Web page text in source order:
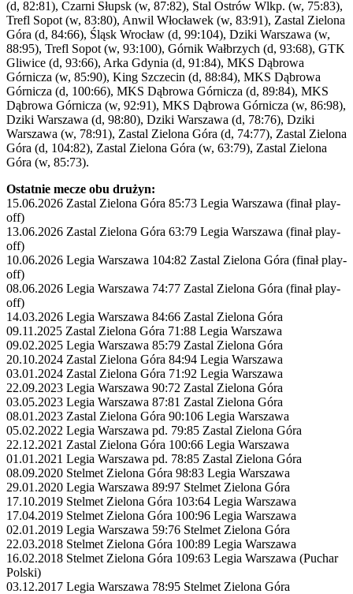
(d, 82:81), Czarni Słupsk (w, 87:82), Stal Ostrów Wlkp. (w, 75:83),
Trefl Sopot (w, 83:80), Anwil Włocławek (w, 83:91), Zastal Zielona
Góra (d, 84:66), Śląsk Wrocław (d, 99:104), Dziki Warszawa (w,
88:95), Trefl Sopot (w, 93:100), Górnik Wałbrzych (d, 93:68), GTK
Gliwice (d, 93:66), Arka Gdynia (d, 91:84), MKS Dąbrowa
Górnicza (w, 85:90), King Szczecin (d, 88:84), MKS Dąbrowa
Górnicza (d, 100:66), MKS Dąbrowa Górnicza (d, 89:84), MKS
Dąbrowa Górnicza (w, 92:91), MKS Dąbrowa Górnicza (w, 86:98),
Dziki Warszawa (d, 98:80), Dziki Warszawa (d, 78:76), Dziki
Warszawa (w, 78:91), Zastal Zielona Góra (d, 74:77), Zastal Zielona
Góra (d, 104:82), Zastal Zielona Góra (w, 63:79), Zastal Zielona
Góra (w, 85:73).
Ostatnie mecze obu drużyn:
15.06.2026 Zastal Zielona Góra 85:73 Legia Warszawa (finał play-
off)
13.06.2026 Zastal Zielona Góra 63:79 Legia Warszawa (finał play-
off)
10.06.2026 Legia Warszawa 104:82 Zastal Zielona Góra (finał play-
off)
08.06.2026 Legia Warszawa 74:77 Zastal Zielona Góra (finał play-
off)
14.03.2026 Legia Warszawa 84:66 Zastal Zielona Góra
09.11.2025 Zastal Zielona Góra 71:88 Legia Warszawa
09.02.2025 Legia Warszawa 85:79 Zastal Zielona Góra
20.10.2024 Zastal Zielona Góra 84:94 Legia Warszawa
03.01.2024 Zastal Zielona Góra 71:92 Legia Warszawa
22.09.2023 Legia Warszawa 90:72 Zastal Zielona Góra
03.05.2023 Legia Warszawa 87:81 Zastal Zielona Góra
08.01.2023 Zastal Zielona Góra 90:106 Legia Warszawa
05.02.2022 Legia Warszawa pd. 79:85 Zastal Zielona Góra
22.12.2021 Zastal Zielona Góra 100:66 Legia Warszawa
01.01.2021 Legia Warszawa pd. 78:85 Zastal Zielona Góra
08.09.2020 Stelmet Zielona Góra 98:83 Legia Warszawa
29.01.2020 Legia Warszawa 89:97 Stelmet Zielona Góra
17.10.2019 Stelmet Zielona Góra 103:64 Legia Warszawa
17.04.2019 Stelmet Zielona Góra 100:96 Legia Warszawa
02.01.2019 Legia Warszawa 59:76 Stelmet Zielona Góra
22.03.2018 Stelmet Zielona Góra 100:89 Legia Warszawa
16.02.2018 Stelmet Zielona Góra 109:63 Legia Warszawa (Puchar
Polski)
03.12.2017 Legia Warszawa 78:95 Stelmet Zielona Góra